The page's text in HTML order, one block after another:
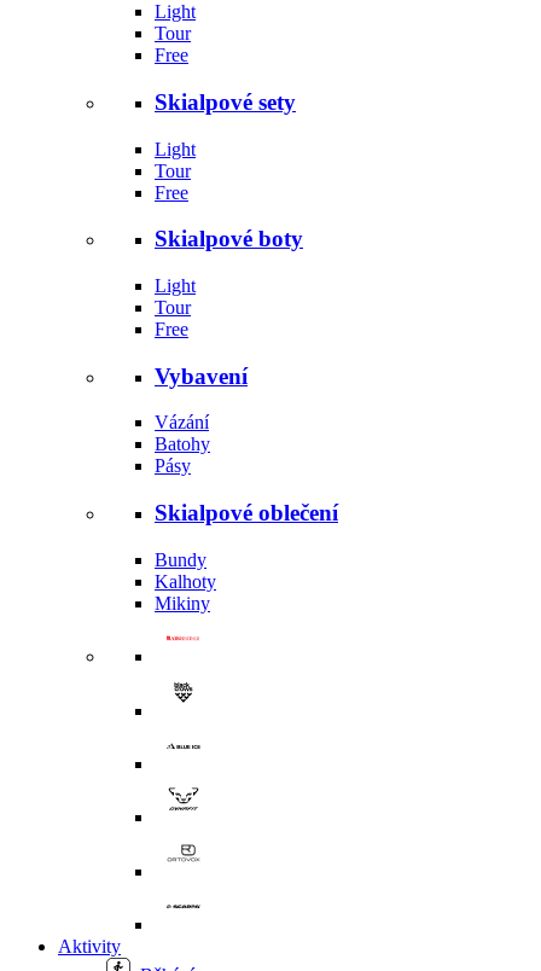
Light
Tour
Free
Skialpové sety
Light
Tour
Free
Skialpové boty
Light
Tour
Free
Vybavení
Vázání
Batohy
Pásy
Skialpové oblečení
Bundy
Kalhoty
Mikiny
Aktivity